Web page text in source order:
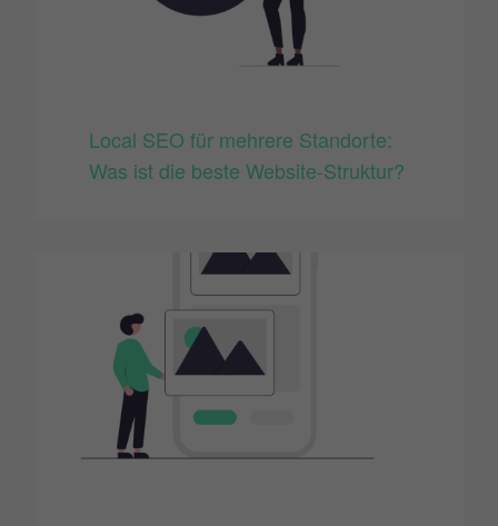
Local SEO für mehrere Standorte:
Was ist die beste Website-Struktur?